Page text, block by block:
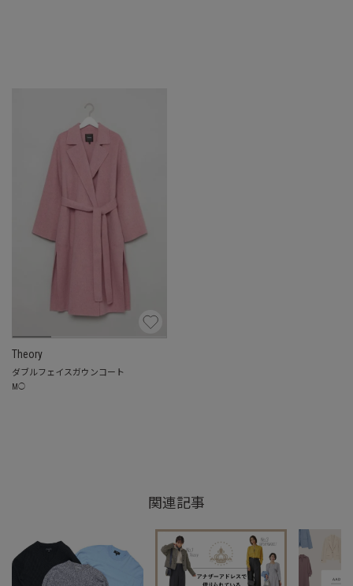
Theory
ダブルフェイスガウンコート
M ◯
関連記事